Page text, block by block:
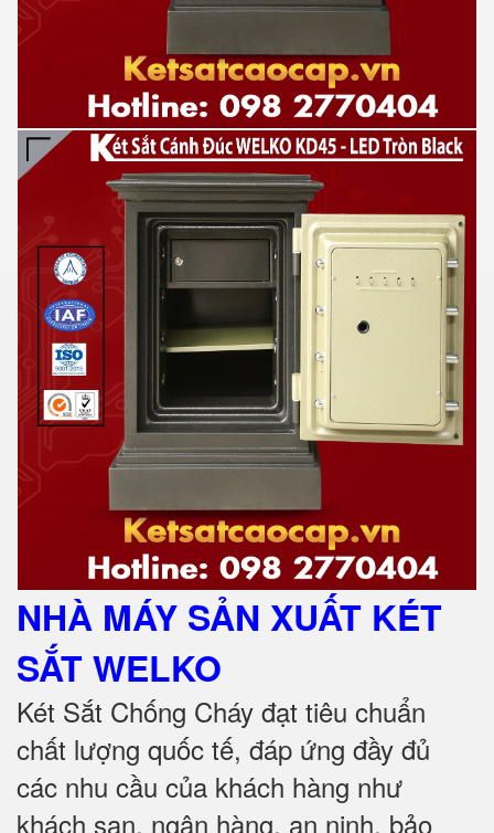
NHÀ MÁY SẢN XUẤT KÉT
SẮTWELKO
Két Sắt Chống Cháy đạt tiêu chuẩn
chất lượng quốc tế, đáp ứng đầy đủ
các nhu cầu của khách hàng như
khách sạn, ngân hàng, an ninh, bảo